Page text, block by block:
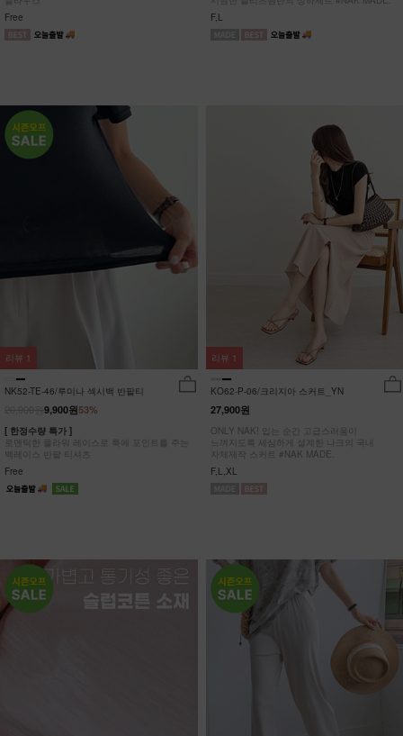
Free
F,L
NK52-TE-46/루미나 섹시백 반팔티
53%
9,900원
[ 한정수량 특가 ]
로맨틱한 플라워 레이스로 룩에 포인트를 주는
백레이스 반팔 티셔츠
Free
리뷰 1
KO62-P-06/크리지아 스커트_YN
27,900원
ONLY NAK! 입는 순간 고급스러움이
느껴지도록 세심하게 설계한 나크의 국내
자체제작 스커트 #NAK MADE.
F,L,XL
리뷰 1